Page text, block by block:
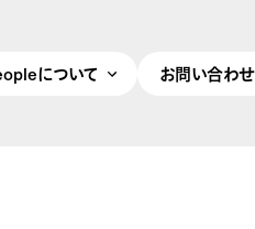
について お問い合わせ